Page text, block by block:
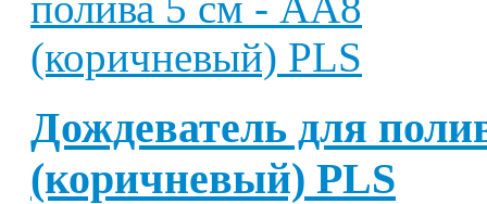
Дождеватель для
(коричневый) PLS